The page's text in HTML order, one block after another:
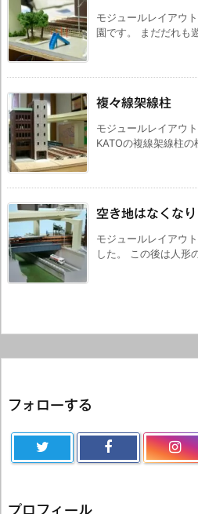
モジュールレイアウ
園です。 まだだれも
複々線架線柱
モジュールレイアウ
KATOの複線架線柱
空き地はなくな
モジュールレイアウ
した。 この後は人形
フォローする
プロフィール